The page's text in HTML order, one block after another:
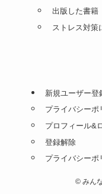
出版した書籍
ストレス対策
新規ユーザー登
プライバシーポ
プロフィール&
登録解除
プライバシーポ
©みん